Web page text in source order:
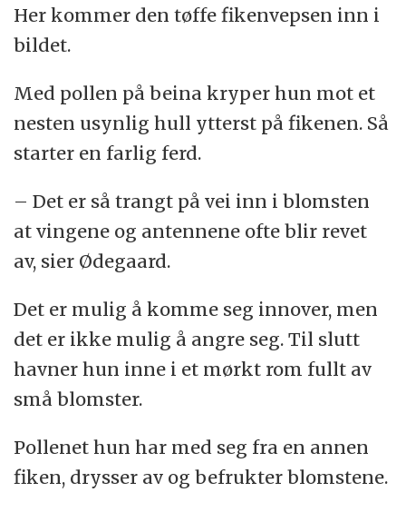
Her kommer den tøffe fikenvepsen inn i
bildet.
Med pollen på beina kryper hun mot et
nesten usynlig hull ytterst på fikenen. Så
starter en farlig ferd.
– Det er så trangt på vei inn i blomsten
at vingene og antennene ofte blir revet
av, sier Ødegaard.
Det er mulig å komme seg innover, men
det er ikke mulig å angre seg. Til slutt
havner hun inne i et mørkt rom fullt av
små blomster.
Pollenet hun har med seg fra en annen
fiken, drysser av og befrukter blomstene.